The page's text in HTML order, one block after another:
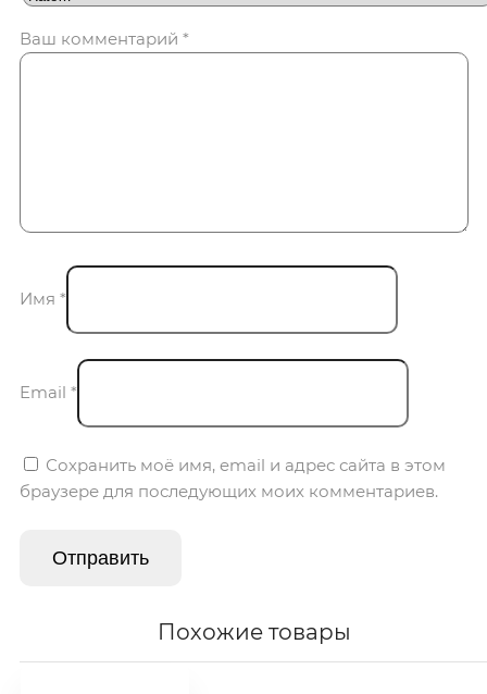
Ваш комментарий *
Имя *
Email *
Сохранить моё имя, email и адрес сайта в этом
браузере для последующих моих комментариев.
Похожие товары